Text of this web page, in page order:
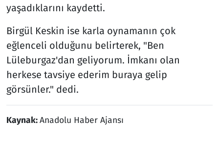
yaşadıklarını kaydetti.
Birgül Keskin ise karla oynamanın çok
eğlenceli olduğunu belirterek, "Ben
Lüleburgaz'dan geliyorum. İmkanı olan
herkese tavsiye ederim buraya gelip
görsünler." dedi.
Kaynak:Anadolu Haber Ajansı